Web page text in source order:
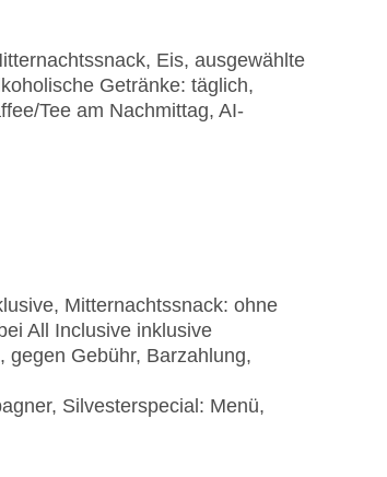
Diners
Gebühr
3
Eis, ausgewählte
Getränke: täglich,
Tee am Nachmittag, AI-
Mitternachtssnack: ohne
All Inclusive inklusive
gegen Gebühr, Barzahlung,
Silvesterspecial: Menü,